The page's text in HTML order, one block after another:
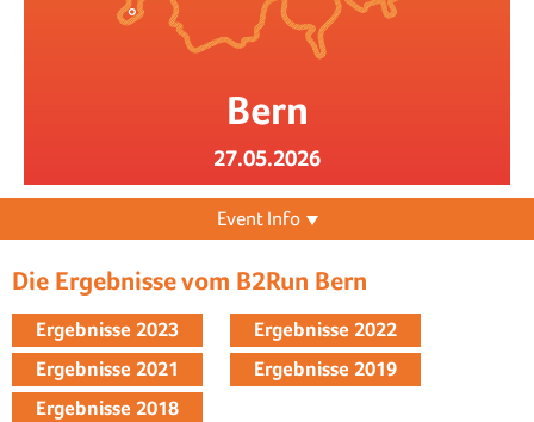
Bern
27.05.2026
Event Info
Die Ergebnisse vom B2Run Bern
Ergebnisse 2023
Ergebnisse 2022
Ergebnisse 2021
Ergebnisse 2019
Ergebnisse 2018